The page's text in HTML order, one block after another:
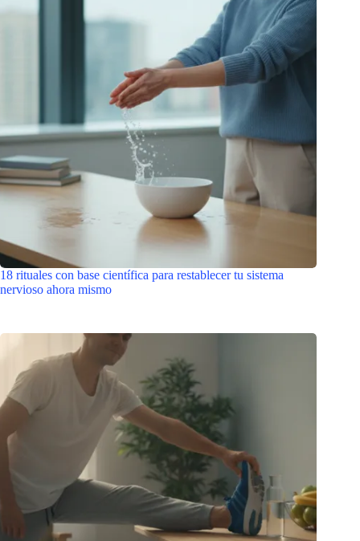
18 rituales con base científica para restablecer tu sistema
nervioso ahora mismo